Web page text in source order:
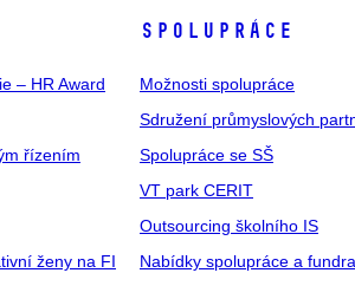
– HR Award
řízením
ženy na FI
SPOLUPRÁCE
Možnosti spolupráce
Sdružení průmyslových
Spolupráce se SŠ
VT park CERIT
Outsourcing školního IS
Nabídky spolupráce a